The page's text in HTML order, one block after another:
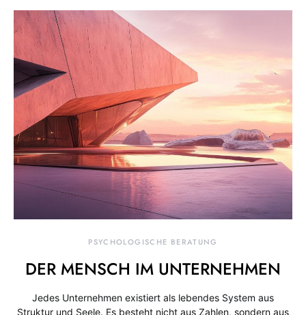
PSYCHOLOGISCHE BERATUNG
DER MENSCH IM UNTERNEHMEN
Jedes Unternehmen existiert als lebendes System aus
Struktur und Seele. Es besteht nicht aus Zahlen, sondern aus